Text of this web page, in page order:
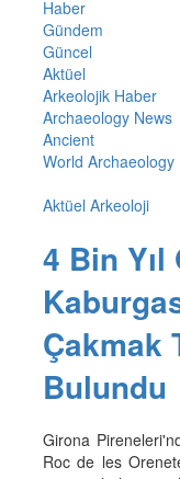
Haber
Gündem
Güncel
Aktüel
Arkeolojik Haber
Archaeology News
Ancient
World Archaeology
Aktüel Arkeoloji
4 Bin
Çakmak
Bulundu
Girona
Roc de les